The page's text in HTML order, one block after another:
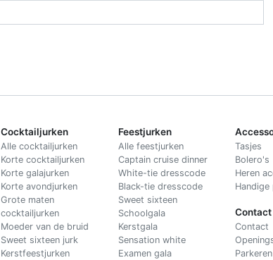
Cocktailjurken
Alle cocktailjurken
Korte cocktailjurken
Korte galajurken
Korte avondjurken
Grote maten
cocktailjurken
Moeder van de bruid
Sweet sixteen jurk
Kerstfeestjurken
Feestjurken
Alle feestjurken
Captain cruise dinner
White-tie dresscode
Black-tie dresscode
Sweet sixteen
Schoolgala
Kerstgala
Sensation white
Examen gala
Tasjes
Bolero's
Heren
Contact
Contact
Parkeren